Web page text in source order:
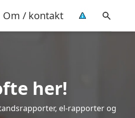
Om / kontakt
her!
el-rapporter og